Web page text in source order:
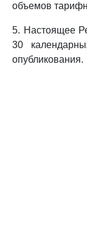
объемов
5. Настоящее
30
опубликования.